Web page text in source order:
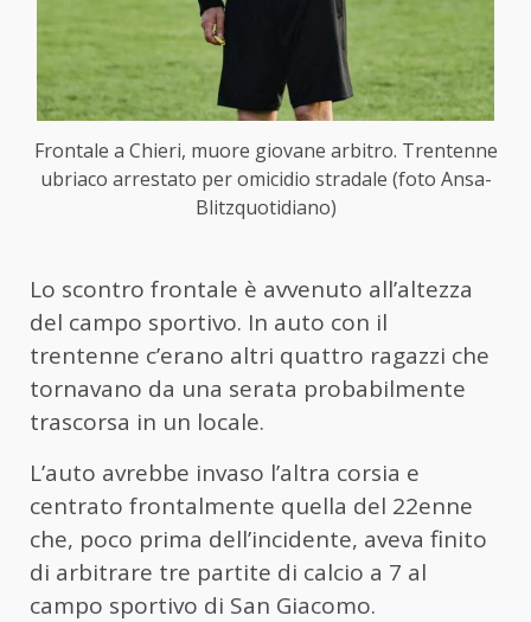
Frontale a Chieri, muore giovane arbitro. Trentenne
ubriaco arrestato per omicidio stradale (foto Ansa-
Blitzquotidiano)
Lo scontro frontale è avvenuto all’altezza
del campo sportivo. In auto con il
trentenne c’erano altri quattro ragazzi che
tornavano da una serata probabilmente
trascorsa in un locale.
L’auto avrebbe invaso l’altra corsia e
centrato frontalmente quella del 22enne
che, poco prima dell’incidente, aveva finito
di arbitrare tre partite di calcio a 7 al
campo sportivo di San Giacomo.